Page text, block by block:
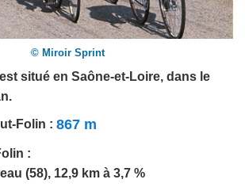
© Miroir Sprint
situé en Saône-et-Loire, dans le
Folin : 867 m
:
(58), 12,9 km à 3,7 %